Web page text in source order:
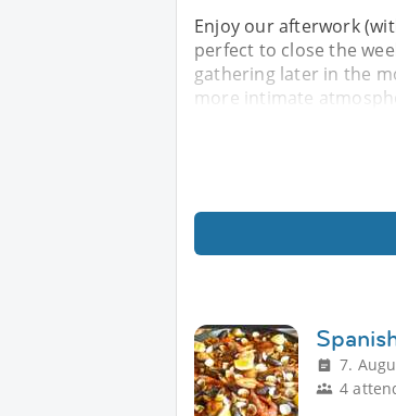
Enjoy our afterwork
perfect to close the
gathering later in the
more intimate
7.
4